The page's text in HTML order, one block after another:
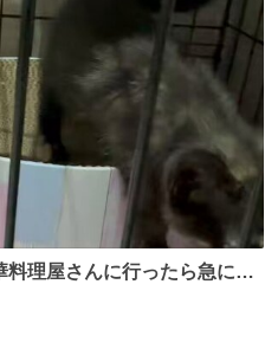
理屋さんに行ったら急に
ドウブツスキデショ！」と
レ行ったらまじで可愛い